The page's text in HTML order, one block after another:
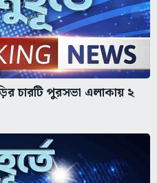
চারটি পুরসভা এলাকায় ২